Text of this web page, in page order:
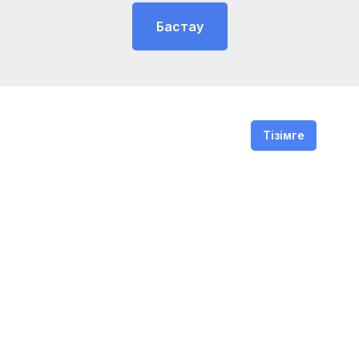
Бастау
Тізімге